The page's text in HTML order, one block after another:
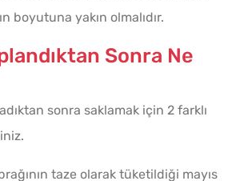
boyutuna yakın olmalıdır.
Sonra Ne
sonra saklamak için 2 farklı
taze olarak tüketildiği mayıs